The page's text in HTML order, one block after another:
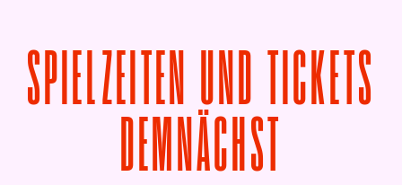
SPIELZEITEN UND TICKETS
DEMNÄCHST